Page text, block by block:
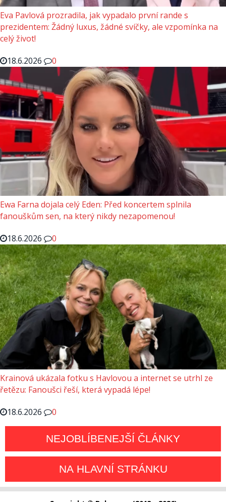
Eva Pavlová prozradila, jak vypadalo první rande s
prezidentem: Žádný luxus, žádné svíčky, ale vzpomínka na
celý život!
18.6.2026
0
Ewa Farna dojala celý Eden: Před koncertem splnila
fanouškům sen, na který nikdy nezapomenou!
18.6.2026
0
Krainová ukázala fotku s Havlovou a internet se utrhl ze
řetězu: Fanoušci řeší, která vypadá lépe!
18.6.2026
0
NEJOBLÍBENEJŠÍ ČLÁNKY
NA HLAVNÍ STRÁNKU